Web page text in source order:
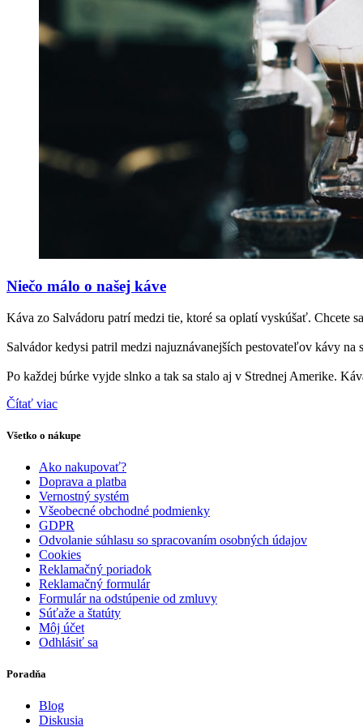
Niečo málo o našej káve
Káva zo Salvádoru patrí medzi tie, ktoré sa oplatí vyskúšať. Chcete
Salvádor kedysi patril medzi najuznávanejších pestovateľov kávy
Po každej búrke vyjde slnko a tak sa stalo aj v Strednej Amerike.
Čítať viac
Všetko o nákupe
Ako nakupovať?
Doprava a platba
Vernostný systém
Všeobecné obchodné podmienky
GDPR
Odvolanie súhlasu so spracovaním osobných údajov
Cookies
Reklamačný poriadok
Reklamačný formulár
Formulár na odstúpenie od zmluvy
Súťaže a štatúty
Môj účet
Odhlásiť sa
Poradňa
Blog
Diskusia